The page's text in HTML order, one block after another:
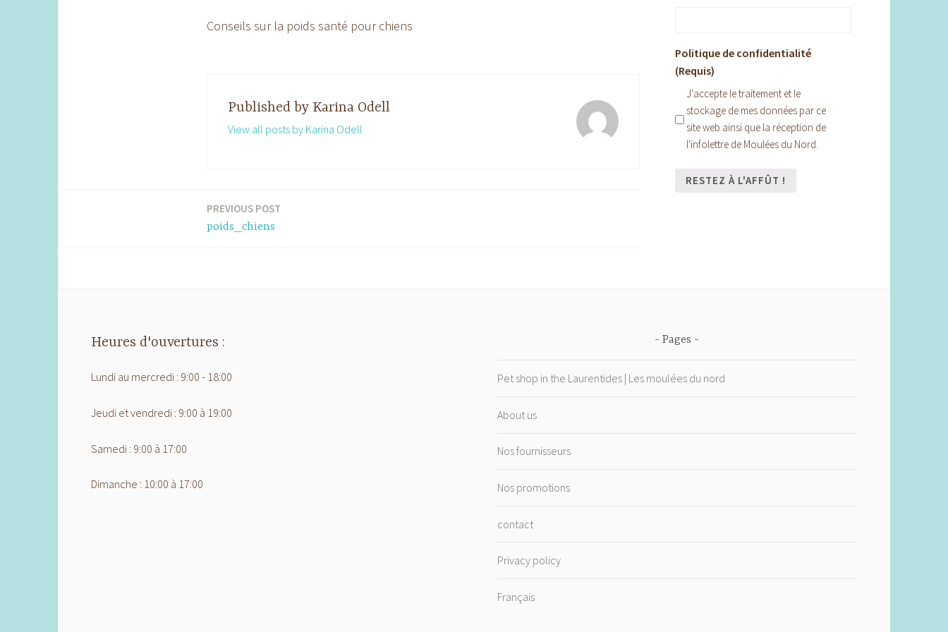
Conseils sur la poids santé pour chiens
Published by Karina Odell
View all posts by Karina Odell
PREVIOUS POST
poids_chiens
Politique de confidentialité
(Requis)
J'accepte le traitement et le
stockage de mes données par ce
site web ainsi que la réception de
l'infolettre de Moulées du Nord.
Heures d'ouvertures :
Lundi au mercredi : 9:00 - 18:00
Jeudi et vendredi : 9:00 à 19:00
Samedi : 9:00 à 17:00
Dimanche : 10:00 à 17:00
Pages
Pet shop in the Laurentides | Les moulées du nord
About us
Nos fournisseurs
Nos promotions
contact
Privacy policy
Français